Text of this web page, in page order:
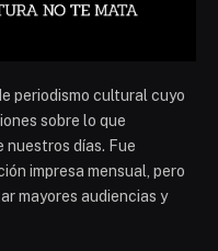
periodismo cultural cuyo
sobre lo que
días. Fue
impresa mensual, pero
mayores audiencias y